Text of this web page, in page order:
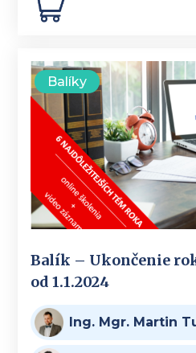
Balíky
Balík – Ukončenie
od 1.1.2024
Ing. Mgr. Martin